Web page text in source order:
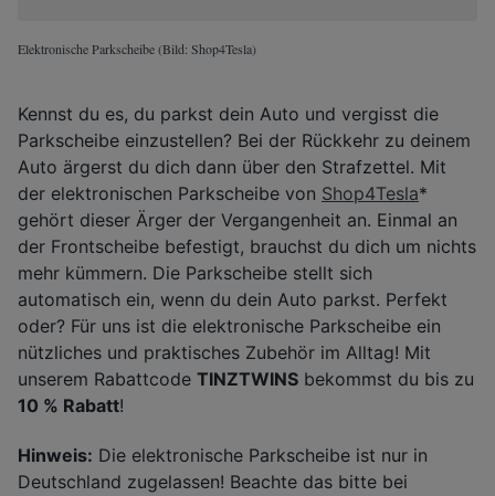
Elektronische Parkscheibe (Bild: Shop4Tesla)
Kennst du es, du parkst dein Auto und vergisst die
Parkscheibe einzustellen? Bei der Rückkehr zu deinem
Auto ärgerst du dich dann über den Strafzettel. Mit
der elektronischen Parkscheibe von Shop4Tesla*
gehört dieser Ärger der Vergangenheit an. Einmal an
der Frontscheibe befestigt, brauchst du dich um nichts
mehr kümmern. Die Parkscheibe stellt sich
automatisch ein, wenn du dein Auto parkst. Perfekt
oder? Für uns ist die elektronische Parkscheibe ein
nützliches und praktisches Zubehör im Alltag! Mit
unserem Rabattcode TINZTWINS bekommst du bis zu
10 % Rabatt!
Hinweis: Die elektronische Parkscheibe ist nur in
Deutschland zugelassen! Beachte das bitte bei